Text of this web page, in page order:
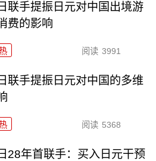
联手提振日元对中国出境游
费的影响
阅读 3991
联手提振日元对中国的多维
阅读 5368
28年首联手：买入日元干预